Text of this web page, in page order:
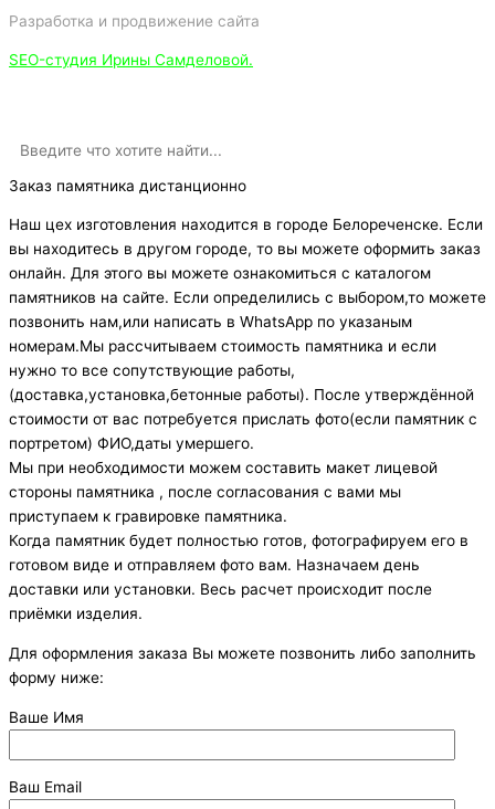
Разработка и продвижение сайта
SEO-студия Ирины Самделовой.
Заказ памятника дистанционно
Наш цех изготовления находится в городе Белореченске. Если
вы находитесь в другом городе, то вы можете оформить заказ
онлайн. Для этого вы можете ознакомиться с каталогом
памятников на сайте. Если определились с выбором,то можете
позвонить нам,или написать в WhatsApp по указаным
номерам.Мы рассчитываем стоимость памятника и если
нужно то все сопутствующие работы,
(доставка,установка,бетонные работы). После утверждённой
стоимости от вас потребуется прислать фото(если памятник с
портретом) ФИО,даты умершего.
Мы при необходимости можем составить макет лицевой
стороны памятника , после согласования с вами мы
приступаем к гравировке памятника.
Когда памятник будет полностью готов, фотографируем его в
готовом виде и отправляем фото вам. Назначаем день
доставки или установки. Весь расчет происходит после
приёмки изделия.
Для оформления заказа Вы можете позвонить либо заполнить
форму ниже:
Ваше Имя
Ваш Email